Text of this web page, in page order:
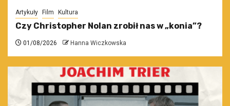
Artykuły Film Kultura
Czy Christopher Nolan zrobił nas w „konia”?
01/08/2026 Hanna Wiczkowska